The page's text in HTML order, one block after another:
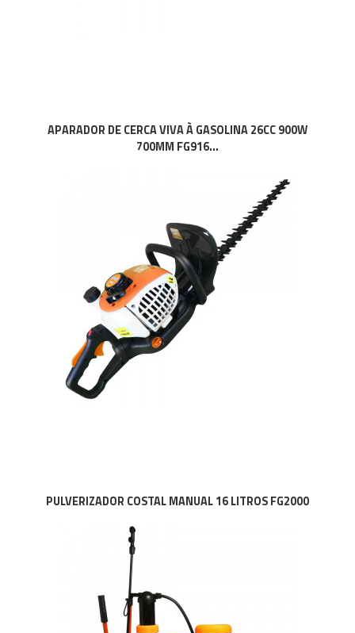
APARADOR DE CERCA VIVA À GASOLINA 26CC 900W
700MM FG916...
PULVERIZADOR COSTAL MANUAL 16 LITROS FG2000